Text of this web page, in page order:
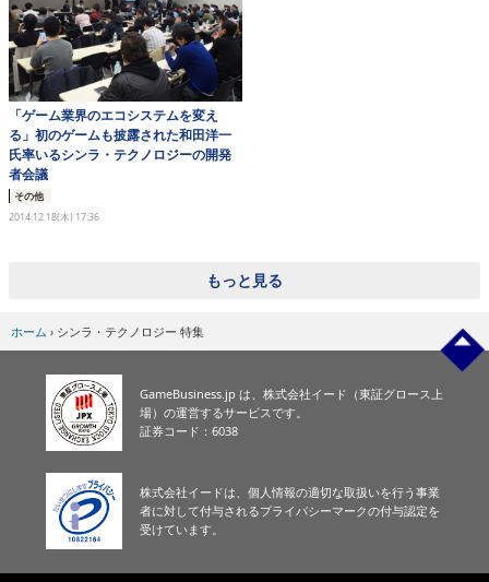
「ゲーム業界のエコシステムを変え
る」初のゲームも披露された和田洋一
氏率いるシンラ・テクノロジーの開発
者会議
その他
2014.12.18(木) 17:36
もっと見る
ホーム › シンラ・テクノロジー 特集
GameBusiness.jp は、株式会社イード（東証グロース上
場）の運営するサービスです。
証券コード：6038
株式会社イードは、個人情報の適切な取扱いを行う事業
者に対して付与されるプライバシーマークの付与認定を
受けています。